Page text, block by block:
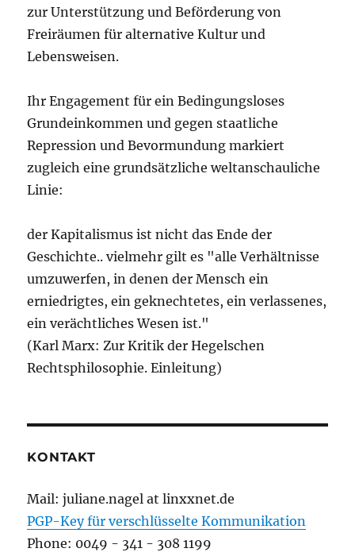
zur Unterstützung und Beförderung von
Freiräumen für alternative Kultur und
Lebensweisen.
Ihr Engagement für ein Bedingungsloses
Grundeinkommen und gegen staatliche
Repression und Bevormundung markiert
zugleich eine grundsätzliche weltanschauliche
Linie:
der Kapitalismus ist nicht das Ende der
Geschichte.. vielmehr gilt es "alle Verhältnisse
umzuwerfen, in denen der Mensch ein
erniedrigtes, ein geknechtetes, ein verlassenes,
ein verächtliches Wesen ist."
(Karl Marx: Zur Kritik der Hegelschen
Rechtsphilosophie. Einleitung)
KONTAKT
Mail: juliane.nagel at linxxnet.de
PGP-Key für verschlüsselte Kommunikation
Phone: 0049 - 341 - 308 1199